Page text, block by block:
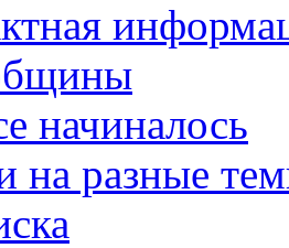
начиналось
на разные